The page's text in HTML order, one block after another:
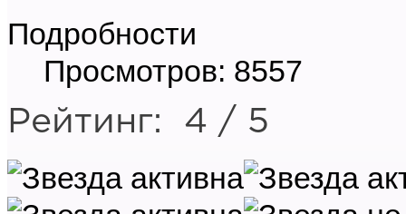
Подробности
Просмотров: 8557
Рейтинг: 4 / 5